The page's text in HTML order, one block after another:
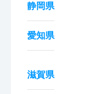
静岡県
愛知県
滋賀県